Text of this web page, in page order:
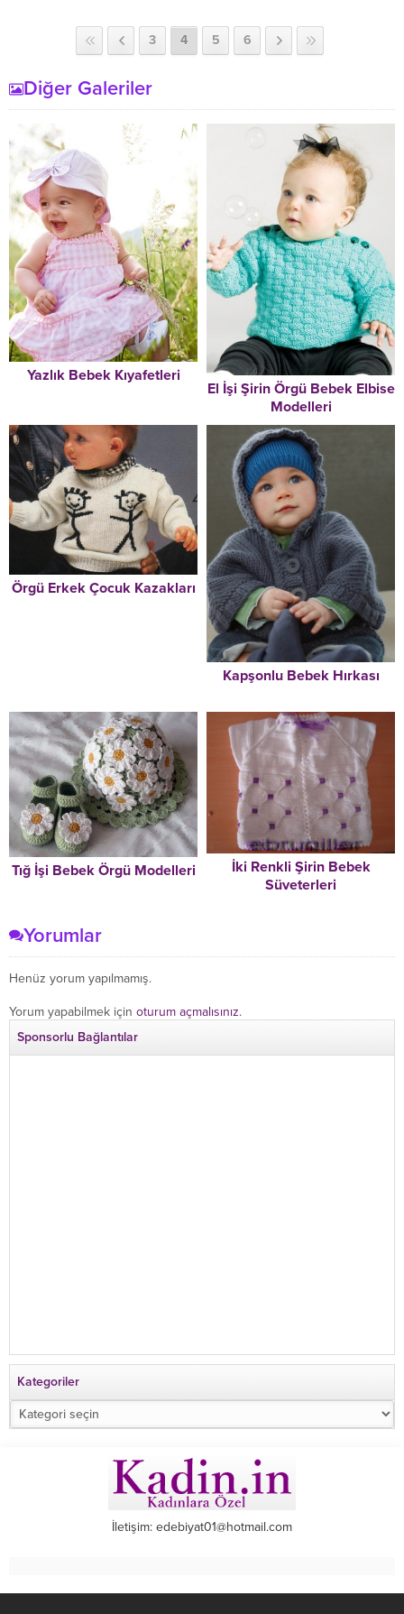
3 4 5 6
Diğer Galeriler
Yazlık Bebek Kıyafetleri
El İşi Şirin Örgü Bebek Elbise
Modelleri
Örgü Erkek Çocuk Kazakları
Kapşonlu Bebek Hırkası
Tığ İşi Bebek Örgü Modelleri
İki Renkli Şirin Bebek
Süveterleri
Yorumlar
Henüz yorum yapılmamış.
Yorum yapabilmek için oturum açmalısınız.
Sponsorlu Bağlantılar
Kategoriler
Kategoriler
İletişim: edebiyat01@hotmail.com